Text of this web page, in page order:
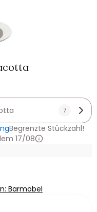
7
Begrenzte Stückzahl!
17/08
Barmöbel